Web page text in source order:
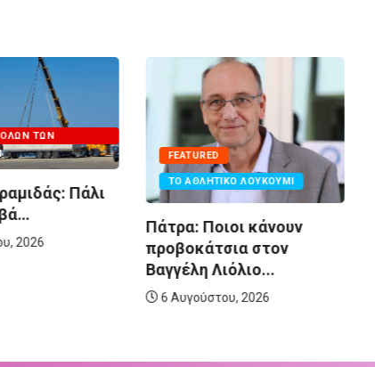
FEATURED
ΤΟ ΑΘΛΗΤΙΚΌ ΛΟΥΚΟΎΜΙ
Πάτρα: Ποιοι κάνουν
προβοκάτσια στον
Βαγγέλη Λιόλιο...
6 Αυγούστου, 2026
LIFESTYLE
Σε τρελά κέφια
Λιόλιου...